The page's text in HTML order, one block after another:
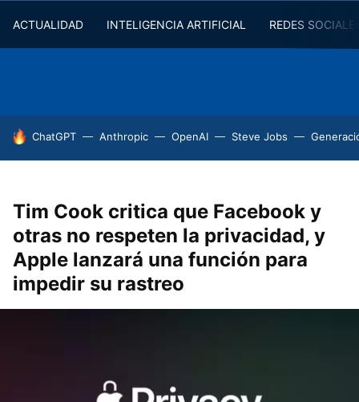
ACTUALIDAD INTELIGENCIA ARTIFICIAL REDES
HOY SE HABLA DE
ChatGPT Anthropic OpenAI Steve Jobs
Tim Cook critica que Facebook y
otras no respeten la privacidad, y
Apple lanzará una función para
impedir su rastreo